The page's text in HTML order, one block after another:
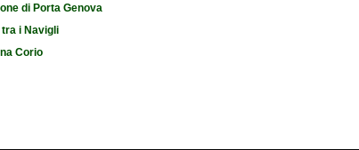
di Porta Genova
i Navigli
Corio